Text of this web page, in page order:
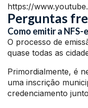
https://
Perguntas
Como emitir a NFS-
O processo de
quase todas as
Primordialmente, é
uma inscrição
credenciamento